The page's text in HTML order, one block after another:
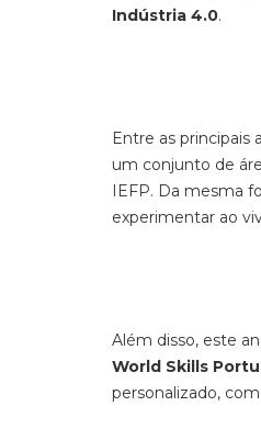
Indústria 4.0.
Entre as principais
um conjunto de
IEFP. Da mesma
experimentar ao
Além disso, este
World Skills
personalizado,